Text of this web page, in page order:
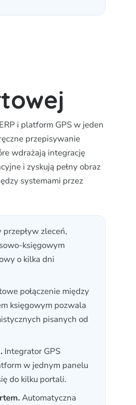
i platform GPS w jeden
przepisywanie
wdrażają integrację
i zyskują pełny obraz
systemami przez
zleceń,
księgowym
o kilka dni
połączenie między
księgowym pozwala
pisanych od
Integrator GPS
w jednym panelu
do kilku portali.
Automatyczna